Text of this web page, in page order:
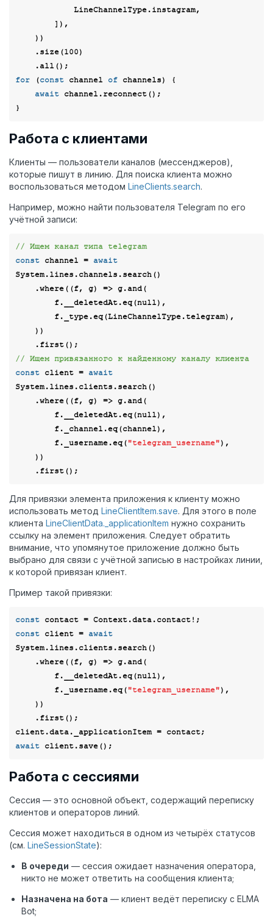
    .size(
100)
for (const channel of channels) {
await channel.reconnect();
Работа с клиентами
Клиенты — пользователи каналов (мессенджеров),
которые пишут в линию. Для поиска клиента можно
воспользоваться методом LineClients.search.
Например, можно найти пользователя Telegram по его
учётной записи:
// Ищем канал типа telegram
const channel = await
System.lines.channels.search()
    .where(
(f, g) => g.and(
        f.__deletedAt.eq(
null),
// Ищем привязанного к найденному каналу клиента
const client = await
System.lines.clients.search()
    .where(
(f, g) => g.and(
        f.__deletedAt.eq(
null),
        f._username.eq(
"telegram_username"),
Для привязки элемента приложения к клиенту можно
использовать метод LineClientItem.save. Для этого в поле
клиента LineClientData._applicationItem нужно сохранить
ссылку на элемент приложения. Следует обратить
внимание, что упомянутое приложение должно быть
выбрано для связи с учётной записью в настройках линии,
к которой привязан клиент.
Пример такой привязки:
const
const client = await
System.lines.clients.search()
    .where(
(f, g) => g.and(
        f.__deletedAt.eq(
null),
        f._username.eq(
"telegram_username"),
await
Работа с сессиями
Сессия — это основной объект, содержащий переписку
клиентов и операторов линий.
Сессия может находиться в одном из четырёх статусов
(см. LineSessionState):
В очереди — сессия ожидает назначения оператора,
никто не может ответить на сообщения клиента;
Назначена на бота — клиент ведёт переписку с ELMA
Bot;